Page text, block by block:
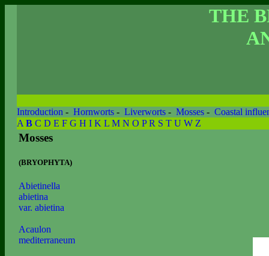
THE
Introduction - Hornworts - Liverworts - Mosses - Coastal
A B C D E F G H I K L M N O P R S T U W Z
Mosses
(BRYOPHYTA)
Abietinella
abietina
var. abietina
Acaulon
mediterraneum